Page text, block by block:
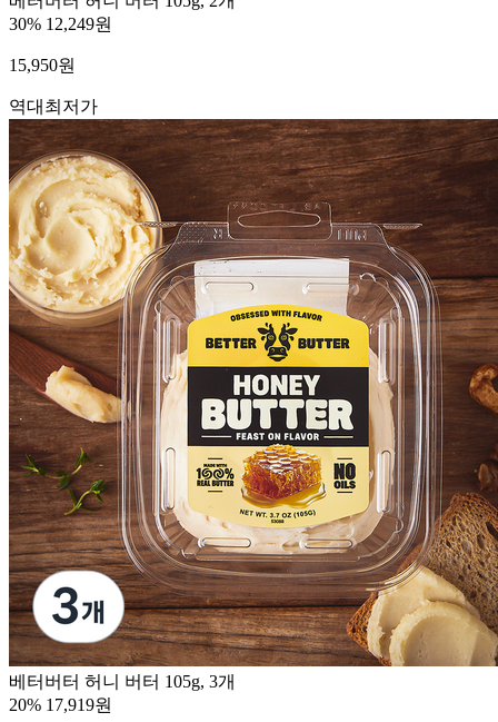
30% 12,249원
15,950원
역대최저가
베터버터 허니 버터 105g, 3개
20% 17,919원